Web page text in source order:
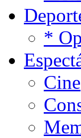
*
Cine